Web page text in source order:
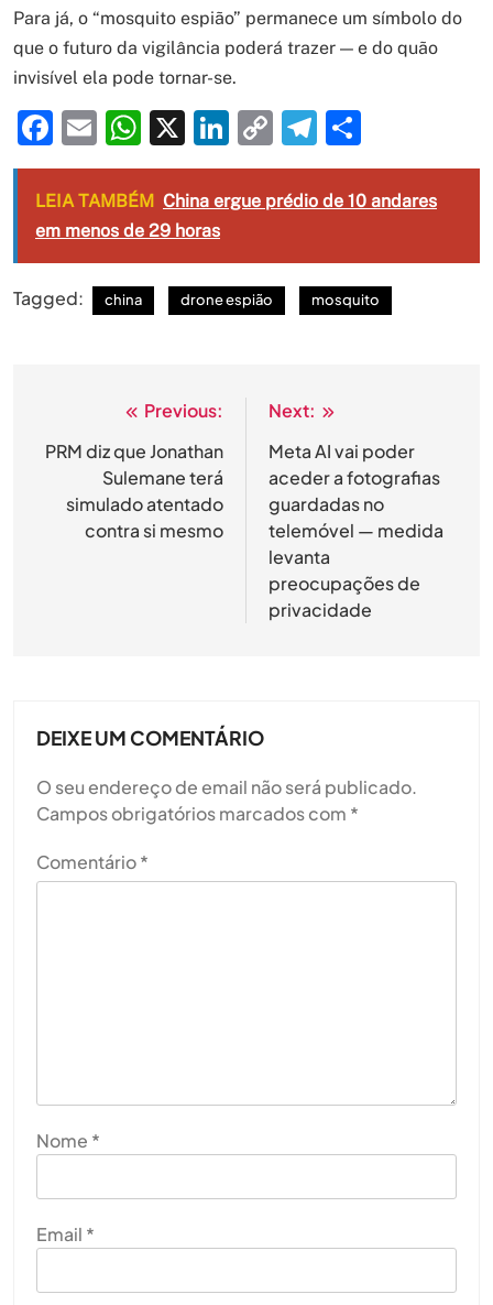
Para já, o “mosquito espião” permanece um símbolo do
que o futuro da vigilância poderá trazer — e do quão
invisível ela pode tornar-se.
Facebook
EmailWhatsApp
X LinkedIn
Copy
Link
Telegram
LEIA TAMBÉM China ergue prédio de 10 andares
em menos de 29 horas
Tagged: china drone espião mosquito
Navegação
de
artigos
Previous:
PRM diz que Jonathan
Sulemane terá
simulado atentado
contra si mesmo
Next:
Meta AI vai poder
aceder a fotografias
guardadas no
telemóvel — medida
levanta
preocupações de
privacidade
DEIXE UM COMENTÁRIO
O seu endereço de email não será publicado.
Campos obrigatórios marcados com *
Comentário*
Nome *
Email *